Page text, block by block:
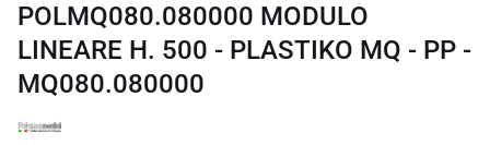
POLMQ080.080000 MODULO
LINEARE H. 500 - PLASTIKO MQ - PP -
MQ080.080000